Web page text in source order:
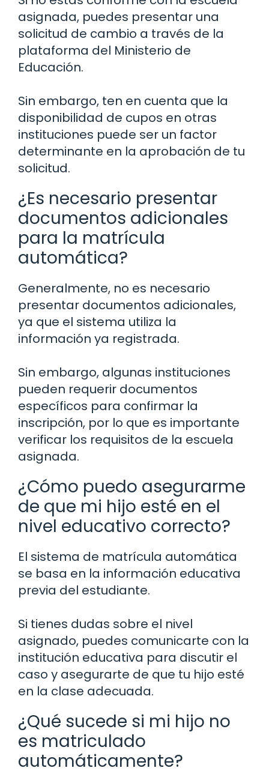
asignada, puedes presentar una
solicitud de cambio a través de la
plataforma del Ministerio de
Educación.
Sin embargo, ten en cuenta que la
disponibilidad de cupos en otras
instituciones puede ser un factor
determinante en la aprobación de tu
solicitud.
¿Es necesario presentar
documentos adicionales
para la matrícula
automática?
Generalmente, no es necesario
presentar documentos adicionales,
ya que el sistema utiliza la
información ya registrada.
Sin embargo, algunas instituciones
pueden requerir documentos
específicos para confirmar la
inscripción, por lo que es importante
verificar los requisitos de la escuela
asignada.
¿Cómo puedo asegurarme
de que mi hijo esté en el
nivel educativo correcto?
El sistema de matrícula automática
se basa en la información educativa
previa del estudiante.
Si tienes dudas sobre el nivel
asignado, puedes comunicarte con la
institución educativa para discutir el
caso y asegurarte de que tu hijo esté
en la clase adecuada.
¿Qué sucede si mi hijo no
es matriculado
automáticamente?